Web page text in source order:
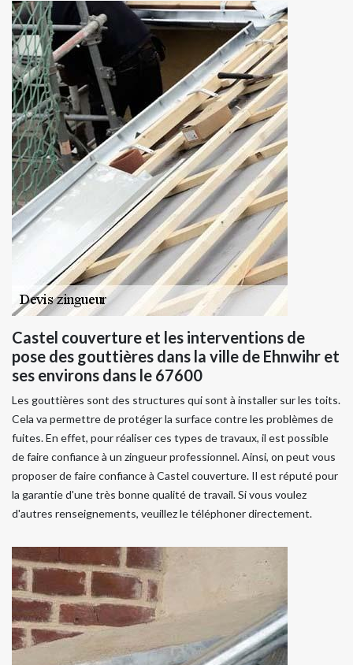
Castel couverture et les interventions de
pose des gouttières dans la ville de Ehnwihr et
ses environs dans le 67600
Les gouttières sont des structures qui sont à installer sur les toits.
Cela va permettre de protéger la surface contre les problèmes de
fuites. En effet, pour réaliser ces types de travaux, il est possible
de faire confiance à un zingueur professionnel. Ainsi, on peut vous
proposer de faire confiance à Castel couverture. Il est réputé pour
la garantie d'une très bonne qualité de travail. Si vous voulez
d'autres renseignements, veuillez le téléphoner directement.